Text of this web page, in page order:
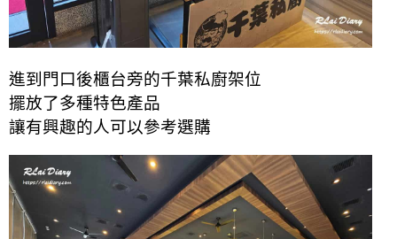
進到門口後櫃台旁的千葉私廚架位
擺放了多種特色產品
讓有興趣的人可以參考選購